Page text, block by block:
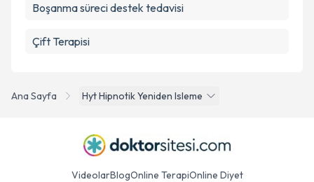
Ana Sayfa Hyt Hipnotik Yeniden Isleme
Boşanma süreci destek tedavisi
Çift Terapisi
VideolarBlogOnline TerapiOnline Diyet